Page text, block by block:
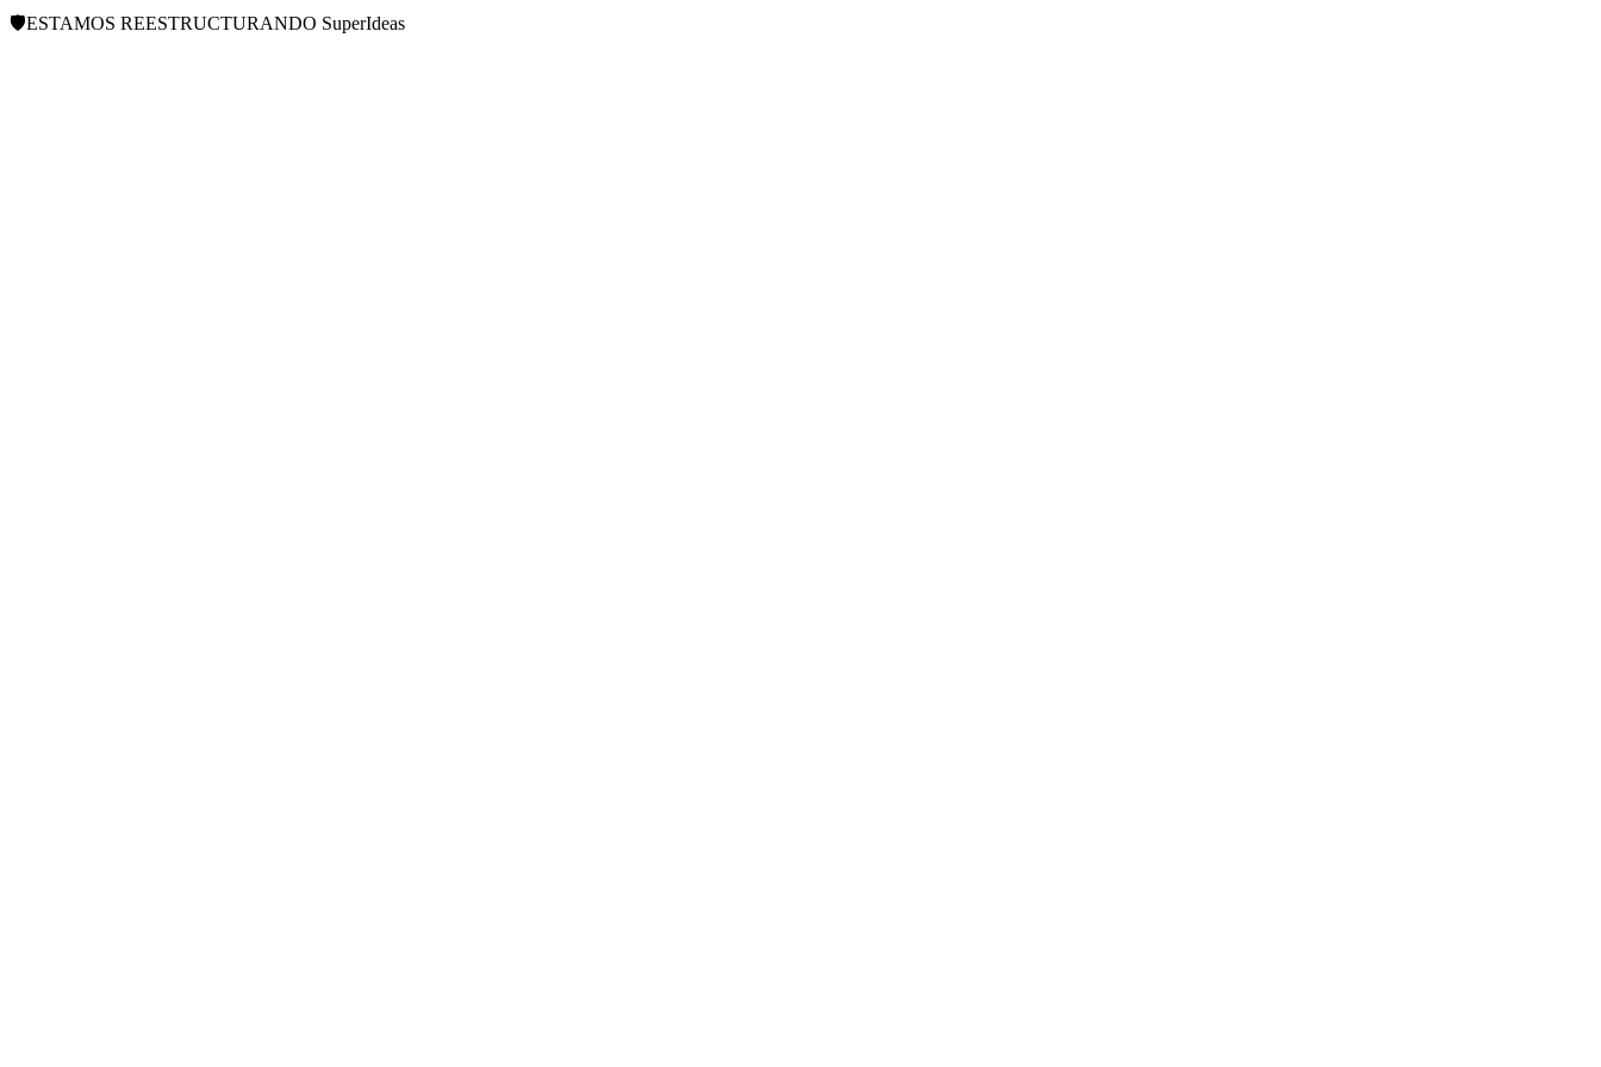
🛡️ESTAMOS REESTRUCTURANDO SuperIdeas